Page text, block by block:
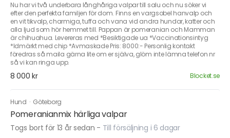
Nu har vi två underbara långhåriga valpar till salu och nu söker vi
efter den perfekta familjen för dom. Finns en vargsobel hanvalp och
en vit tikvalp, charmiga, tuffa och vana vid andra hundar, katter och
alla ljud som hör hemmet till. Pappan är pomeranian och Mamman
är chihuahua. Levereras med *Besiktigade ua *Vaccinationsintyg
*Idmärkt med chip *Avmaskade Pris: 8000:- Personlig kontakt
föredras så maila gärna lite om er själva, glöm inte lämna telefon nr
så vi kan ringa upp.
8 000 kr Blocket.se
Hund · Göteborg
Pomeranianmix härliga valpar
Togs bort för 13 år sedan - Till försäljning i 6 dagar